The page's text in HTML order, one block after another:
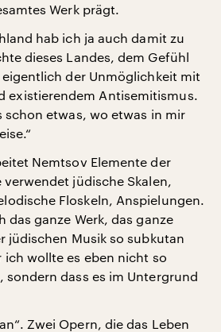
Werk prägt.
hab ich ja auch damit zu
dieses Landes, dem Gefühl
der Unmöglichkeit mit
existierendem Antisemitismus.
schon etwas, wo etwas in mir
Nemtsov Elemente der
verwendet jüdische Skalen,
Floskeln, Anspielungen.
das ganze Werk, das ganze
jüdischen Musik so subkutan
wollte es eben nicht so
dass es im Untergrund
Zwei Opern, die das Leben